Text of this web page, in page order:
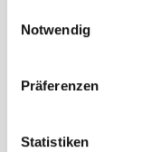
Notwendig
Präferenzen
Statistiken
TIPPS
A- 25.5 cm